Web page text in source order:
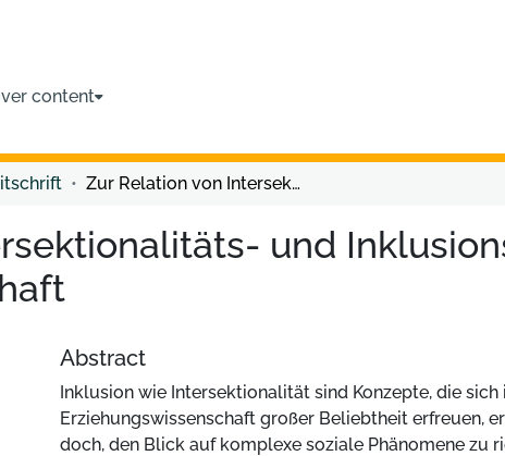
content
Zur Relation von Intersektionalitäts- und Inklusionsforschung in der Erziehungswissenschaft
und
Abstract
Inklusion wie Intersektionalität sind Konzepte, die sich
Erziehungswissenschaft großer Beliebtheit erfreuen,
doch, den Blick auf komplexe soziale Phänomene zu